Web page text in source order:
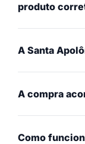
produto
A Santa
A compra
Como